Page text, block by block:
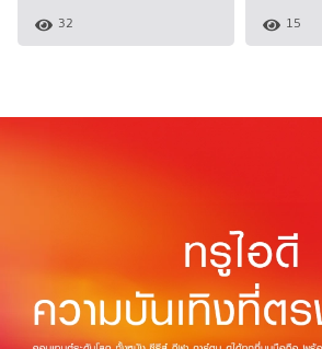
32 15